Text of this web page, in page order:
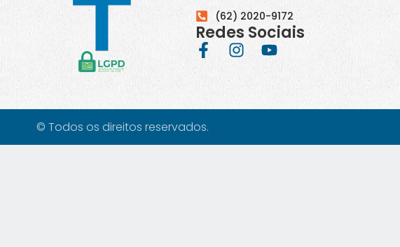
(62) 2020-9172
Redes Sociais
© Todos os direitos reservados.